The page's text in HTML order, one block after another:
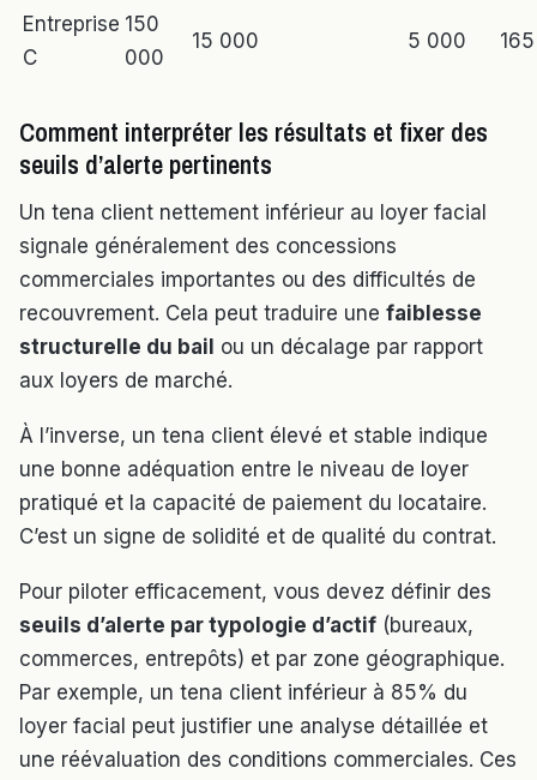
Entreprise
C
150
000
15 000 5 000 165
Comment interpréter les résultats et fixer des
seuils d’alerte pertinents
Un tena client nettement inférieur au loyer facial
signale généralement des concessions
commerciales importantes ou des difficultés de
recouvrement. Cela peut traduire une faiblesse
structurelle du bail ou un décalage par rapport
aux loyers de marché.
À l’inverse, un tena client élevé et stable indique
une bonne adéquation entre le niveau de loyer
pratiqué et la capacité de paiement du locataire.
C’est un signe de solidité et de qualité du contrat.
Pour piloter efficacement, vous devez définir des
seuils d’alerte par typologie d’actif (bureaux,
commerces, entrepôts) et par zone géographique.
Par exemple, un tena client inférieur à 85% du
loyer facial peut justifier une analyse détaillée et
une réévaluation des conditions commerciales. Ces